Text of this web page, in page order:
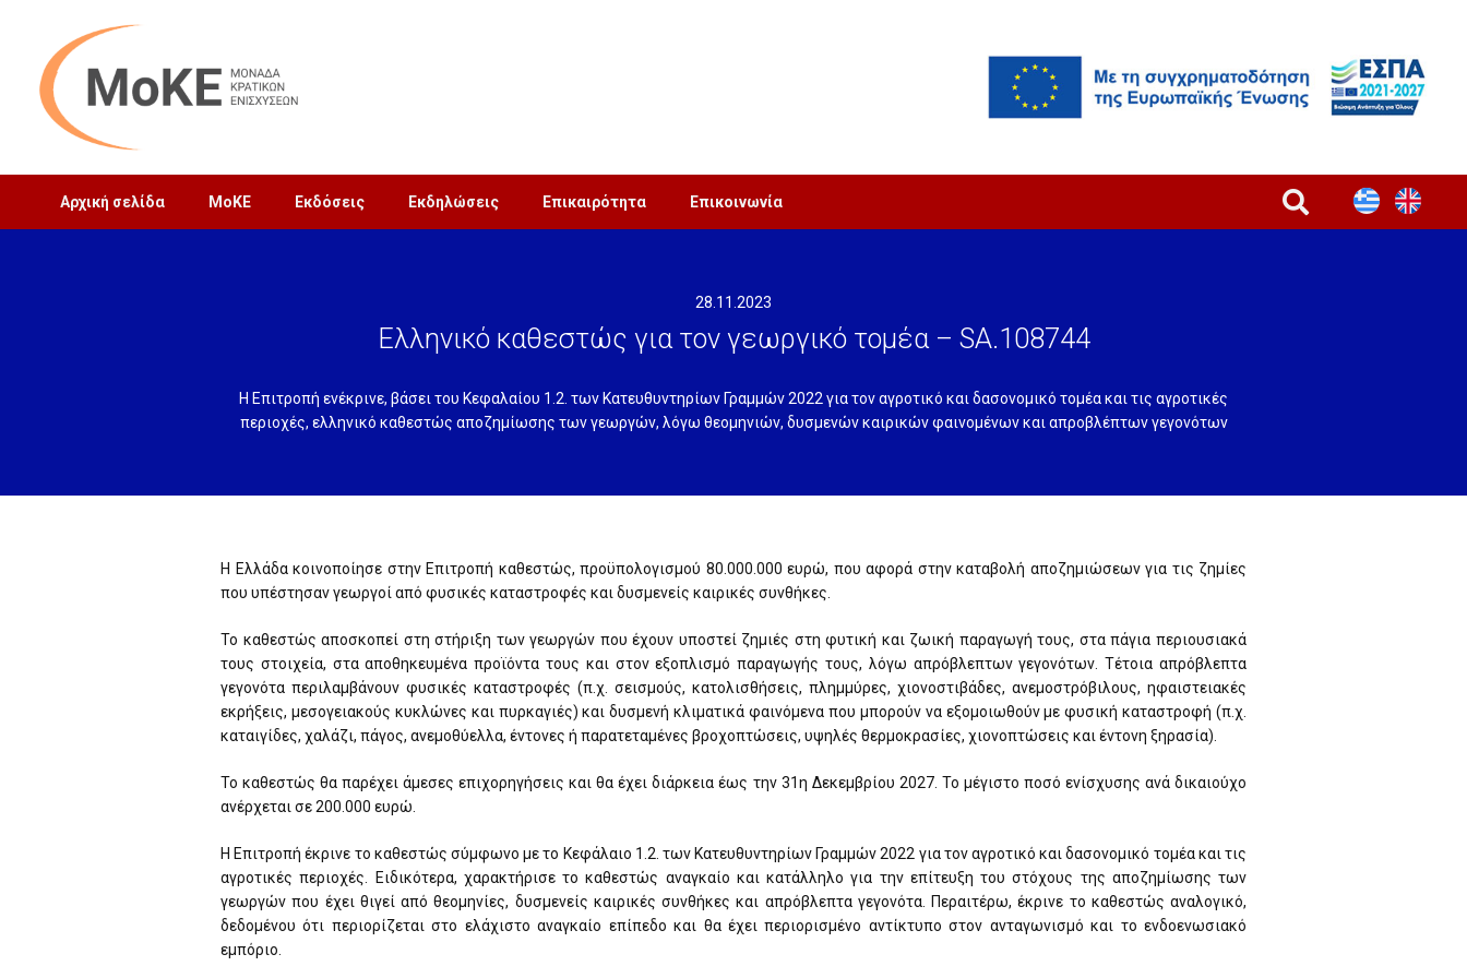
Αρχική σελίδα MoΚΕ Εκδόσεις Εκδηλώσεις Επικαιρότητα Επικοινωνία
28.11.2023
Ελληνικό καθεστώς για τον γεωργικό τομέα – SA.108744
Η Επιτροπή ενέκρινε, βάσει του Κεφαλαίου 1.2. των Κατευθυντηρίων Γραμμών 2022 για τον αγροτικό και δασονομικό τομέα και τις αγροτικές
περιοχές, ελληνικό καθεστώς αποζημίωσης των γεωργών, λόγω θεομηνιών, δυσμενών καιρικών φαινομένων και απροβλέπτων γεγονότων
Η Ελλάδα κοινοποίησε στην Επιτροπή καθεστώς, προϋπολογισμού 80.000.000 ευρώ, που αφορά στην καταβολή αποζημιώσεων για τις ζημίες
που υπέστησαν γεωργοί από φυσικές καταστροφές και δυσμενείς καιρικές συνθήκες.
Το καθεστώς αποσκοπεί στη στήριξη των γεωργών που έχουν υποστεί ζημιές στη φυτική και ζωική παραγωγή τους, στα πάγια περιουσιακά
τους στοιχεία, στα αποθηκευμένα προϊόντα τους και στον εξοπλισμό παραγωγής τους, λόγω απρόβλεπτων γεγονότων. Τέτοια απρόβλεπτα
γεγονότα περιλαμβάνουν φυσικές καταστροφές (π.χ. σεισμούς, κατολισθήσεις, πλημμύρες, χιονοστιβάδες, ανεμοστρόβιλους, ηφαιστειακές
εκρήξεις, μεσογειακούς κυκλώνες και πυρκαγιές) και δυσμενή κλιματικά φαινόμενα που μπορούν να εξομοιωθούν με φυσική καταστροφή (π.χ.
καταιγίδες, χαλάζι, πάγος, ανεμοθύελλα, έντονες ή παρατεταμένες βροχοπτώσεις, υψηλές θερμοκρασίες, χιονοπτώσεις και έντονη ξηρασία).
Το καθεστώς θα παρέχει άμεσες επιχορηγήσεις και θα έχει διάρκεια έως την 31η Δεκεμβρίου 2027. Το μέγιστο ποσό ενίσχυσης ανά δικαιούχο
ανέρχεται σε 200.000 ευρώ.
Η Επιτροπή έκρινε το καθεστώς σύμφωνο με το Κεφάλαιο 1.2. των Κατευθυντηρίων Γραμμών 2022 για τον αγροτικό και δασονομικό τομέα και τις
αγροτικές περιοχές. Ειδικότερα, χαρακτήρισε το καθεστώς αναγκαίο και κατάλληλο για την επίτευξη του στόχους της αποζημίωσης των
γεωργών που έχει θιγεί από θεομηνίες, δυσμενείς καιρικές συνθήκες και απρόβλεπτα γεγονότα. Περαιτέρω, έκρινε το καθεστώς αναλογικό,
δεδομένου ότι περιορίζεται στο ελάχιστο αναγκαίο επίπεδο και θα έχει περιορισμένο αντίκτυπο στον ανταγωνισμό και το ενδοενωσιακό
εμπόριο.